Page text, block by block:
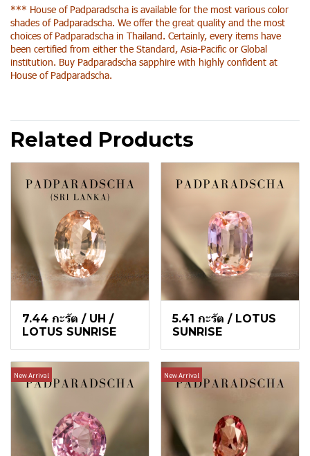
*** House of Padparadscha is available for the most various color
shades of Padparadscha. We offer the great quality and the most
choices of Padparadscha in Thailand. Certainly, every items have
been certified from either the Standard, Asia-Pacific or Global
institution. Buy Padparadscha sapphire with highly confident at
House of Padparadscha.
Related Products
7.44 กะรัต / UH /
LOTUS SUNRISE
5.41 กะรัต / LOTUS
SUNRISE
New Arrival New Arrival